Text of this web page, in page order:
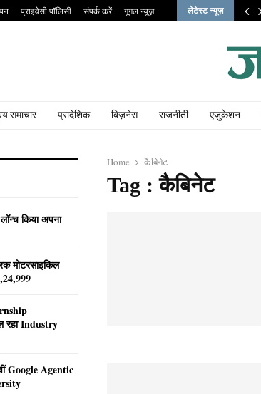
प्राइवेसी पॉलिसी संपर्क करें गूगल न्यूज़ लेटेस्ट न्यूज़
समाचार प्रादेशिक बिज़नेस राजनीती एजुकेशन
Home कैबिनेट
Tag : कैबिनेट
किया अपना
मोटरसाइकिल
रहा Industry
Google Agentic